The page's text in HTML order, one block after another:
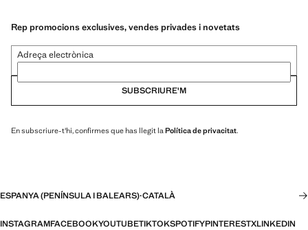
Rep promocions exclusives, vendes privades i novetats
Adreça electrònica
SUBSCRIURE'M
En subscriure-t'hi, confirmes que has llegit la Política de privacitat.
ESPANYA (PENÍNSULA I BALEARS)·CATALÀ
INSTAGRAMFACEBOOKYOUTUBETIKTOKSPOTIFYPINTERESTXLINKEDIN